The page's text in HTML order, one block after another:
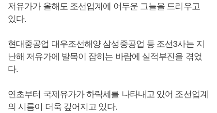
저유가가 올해도 조선업계에 어두운 그늘을 드리우고
있다.
현대중공업 대우조선해양 삼성중공업 등 조선3사는 지
난해 저유가에 발목이 잡히는 바람에 실적부진을 겪었
다.
연초부터 국제유가가 하락세를 나타내고 있어 조선업계
의 시름이 더욱 깊어지고 있다.